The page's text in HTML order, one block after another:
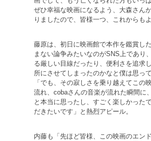
ぜひ幸福な映画になるよう、大森さん
りましたので、皆様一つ、これからも
藤原は、初日に映画館で本作を鑑賞し
まない論争みたいなのがSNS上であり
る厳しい目線だったり、便利さを追求
所にさせてしまったのかなと僕は思っ
「でも、その寂しさを乗り越えてこ
流れ、cobaさんの音楽が流れた瞬間に
と本当に思ったし、すごく楽しかった
だきたいです」と熱烈アピール。
内藤も「先ほど皆様、この映画のエン